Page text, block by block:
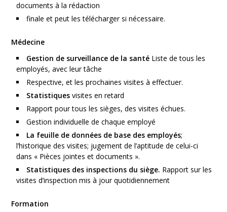
documents à la rédaction
finale et peut les télécharger si nécessaire.
Médecine
Gestion de surveillance de la santé Liste de tous les
employés, avec leur tâche
Respective, et les prochaines visites à effectuer.
Statistiques visites en retard
Rapport pour tous les sièges, des visites échues.
Gestion individuelle de chaque employé
La feuille de données de base des employés;
l’historique des visites; jugement de l’aptitude de celui-ci
dans « Pièces jointes et documents ».
Statistiques des inspections du siège. Rapport sur les
visites d’inspection mis à jour quotidiennement
Formation